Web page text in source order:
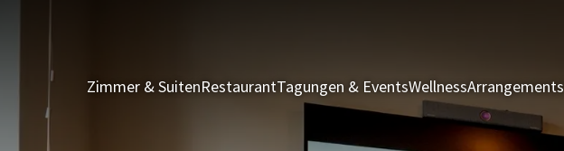
Zimmer & SuitenRestaurantTagungen & EventsWellnessArrangements